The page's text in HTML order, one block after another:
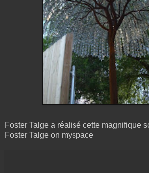
Foster Talge a réalisé cette magnifique
Foster Talge on myspace